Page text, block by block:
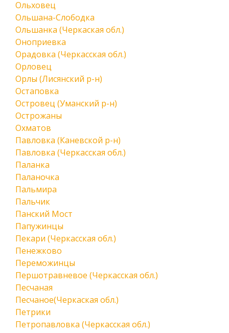
Ольховец
Ольшана-Слободка
Ольшанка (Черкаская обл.)
Оноприевка
Орадовка (Черкасская обл.)
Орловец
Орлы (Лисянский р-н)
Остаповка
Островец (Уманский р-н)
Острожаны
Охматов
Павловка (Каневской р-н)
Павловка (Черкасская обл.)
Паланка
Паланочка
Пальмира
Пальчик
Панский Мост
Папужинцы
Пекари (Черкасская обл.)
Пенежково
Переможинцы
Першотравневое (Черкасская обл.)
Песчаная
Песчаное(Черкаская обл.)
Петрики
Петропавловка (Черкасская обл.)